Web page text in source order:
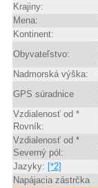
Krajiny:
Mena:
Kontinent:
Obyvateľstvo:
Nadmorská výška:
GPS súradnice
Vzdialenosť od *
Rovník:
Vzdialenosť od *
Severný pól:
Jazyky: [*2]
Napájacia zástrčka